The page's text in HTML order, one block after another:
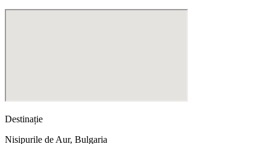
Destinație
Nisipurile de Aur, Bulgaria